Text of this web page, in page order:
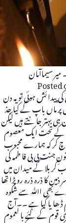
سیماآمان
Posted
ئش ہوئی تو یہ دن
ماں باپ کے کیا جذ
بہتر جا نتے ہیں لیکن
کے تحت ایک معصوم
چ کر کہ ہمارے محبوب
جنت بی بی فا طمہ کی
کر بلا کے میدان میں
کا ذرہ ذرہ رو پڑا تھا
بھی اﷲ سے شکوہ
ڈ ھا یا گیا ہے ۔۔آج
قوم کے لئے با لعموم